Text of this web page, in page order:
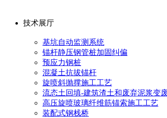
技术展厅
基坑自动监测系统
锚杆静压钢管桩加固纠偏
预应力钢桩
混凝土抗拔锚杆
旋喷斜抛撑施工工艺
流态土回填-建筑渣土和废弃泥浆变
高压旋喷玻璃纤维筋锚索施工工艺
装配式钢栈桥